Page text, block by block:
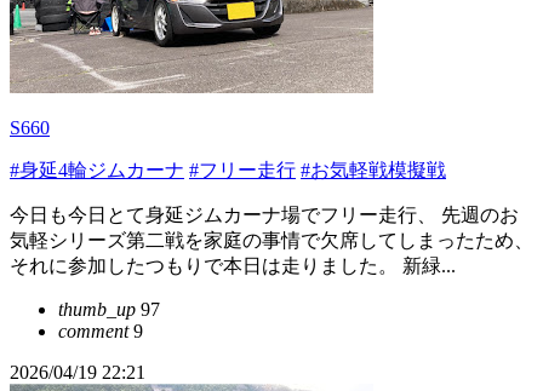
S660
#身延4輪ジムカーナ #フリー走行 #お気軽戦模擬戦
今日も今日とて身延ジムカーナ場でフリー走行、 先週のお
気軽シリーズ第二戦を家庭の事情で欠席してしまったため、
それに参加したつもりで本日は走りました。 新緑...
thumb_up 97
comment9
2026/04/19 22:21